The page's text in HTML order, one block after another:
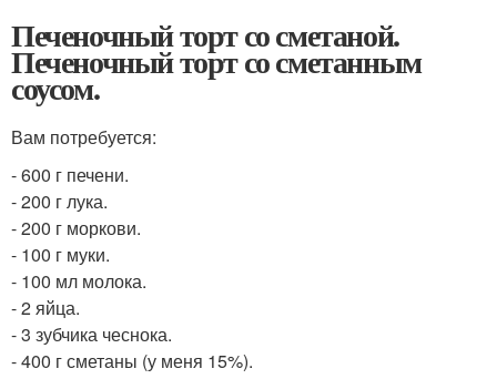
Печеночный торт со сметаной.
Печеночный торт со сметанным
соусом.
Вам потребуется:
- 600 г печени.
- 200 г лука.
- 200 г моркови.
- 100 г муки.
- 100 мл молока.
- 2 яйца.
- 3 зубчика чеснока.
- 400 г сметаны (у меня 15%).